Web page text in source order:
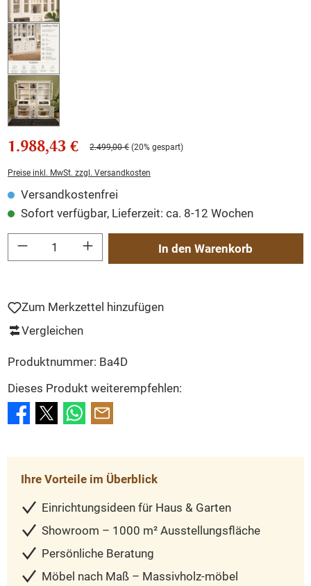
1.988,43 € 2.499,00 € (20% gespart)
Preise inkl. MwSt. zzgl. Versandkosten
Versandkostenfrei
Sofort verfügbar, Lieferzeit: ca. 8-12 Wochen
Produkt Anzahl: Gib den gewünschten Wert ein oder benutze die Schaltflächen
In den Warenkorb
Zum Merkzettel hinzufügen
Vergleichen
Produktnummer: Ba4D
Dieses Produkt weiterempfehlen:
Ihre Vorteile im Überblick
Einrichtungsideen für Haus & Garten
Showroom – 1000 m² Ausstellungsfläche
Persönliche Beratung
Möbel nach Maß – Massivholz-möbel